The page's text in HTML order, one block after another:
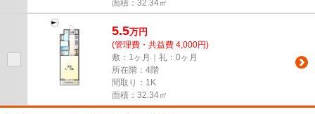
面積：32.34㎡
5.5万円
(管理費・共益費 4,000円)
敷：1ヶ月｜礼：0ヶ月
所在階：4階
間取り：1K
面積：32.34㎡